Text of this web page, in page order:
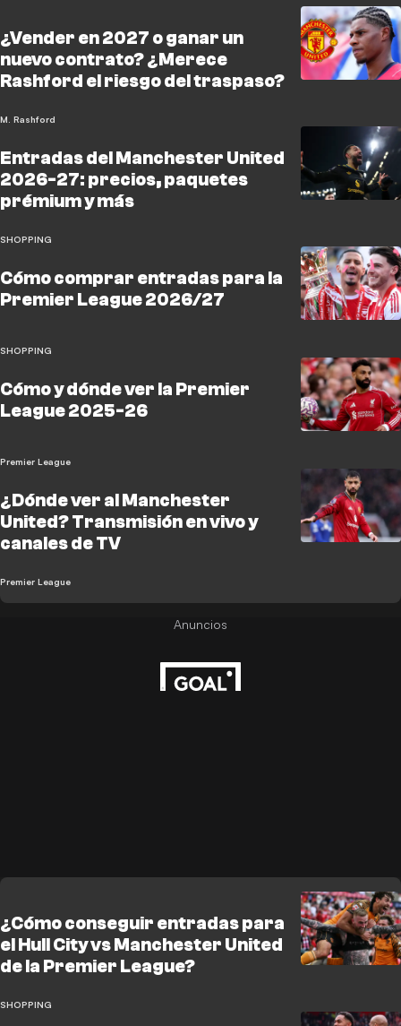
¿Vender en 2027 o ganar un
nuevo contrato? ¿Merece
Rashford el riesgo del traspaso?
M. Rashford
Entradas del Manchester United
2026-27: precios, paquetes
prémium y más
SHOPPING
Cómo comprar entradas para la
Premier League 2026/27
SHOPPING
Cómo y dónde ver la Premier
League 2025-26
Premier League
¿Dónde ver al Manchester
United? Transmisión en vivo y
canales de TV
Premier League
¿Cómo conseguir entradas para
el Hull City vs Manchester United
de la Premier League?
SHOPPING